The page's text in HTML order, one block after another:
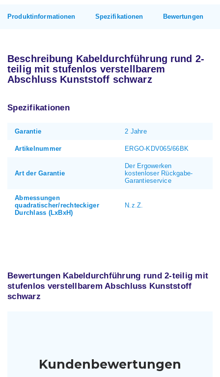
Produktinformationen Spezifikationen Bewertungen
Beschreibung Kabeldurchführung rund 2-
teilig mit stufenlos verstellbarem
Abschluss Kunststoff schwarz
Spezifikationen
Garantie 2 Jahre
Artikelnummer ERGO-KDV065/66BK
Art der Garantie
Der Ergowerken
kostenloser Rückgabe-
Garantieservice
Abmessungen
quadratischer/rechteckiger
Durchlass (LxBxH)
N.z.Z.
Bewertungen Kabeldurchführung rund 2-teilig mit
stufenlos verstellbarem Abschluss Kunststoff
schwarz
Kundenbewertungen